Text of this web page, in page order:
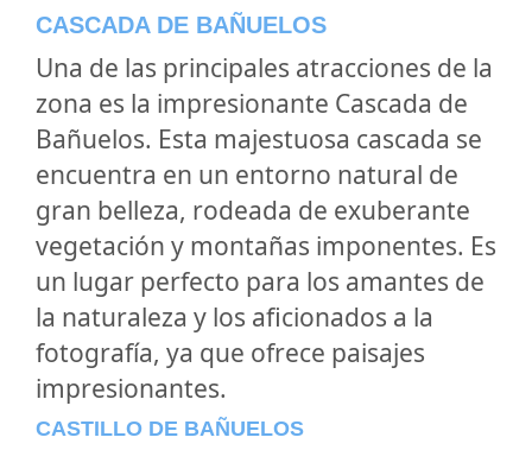
CASCADA DE BAÑUELOS
Una de las principales atracciones de la
zona es la impresionante Cascada de
Bañuelos. Esta majestuosa cascada se
encuentra en un entorno natural de
gran belleza, rodeada de exuberante
vegetación y montañas imponentes. Es
un lugar perfecto para los amantes de
la naturaleza y los aficionados a la
fotografía, ya que ofrece paisajes
impresionantes.
CASTILLO DE BAÑUELOS